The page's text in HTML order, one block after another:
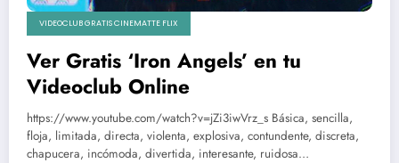
VIDEOCLUB GRATIS CINEMATTE FLIX
Ver Gratis ‘Iron Angels’ en tu
Videoclub Online
https://www.youtube.com/watch?v=jZi3iwVrz_s Básica, sencilla,
floja, limitada, directa, violenta, explosiva, contundente, discreta,
chapucera, incómoda, divertida, interesante, ruidosa…